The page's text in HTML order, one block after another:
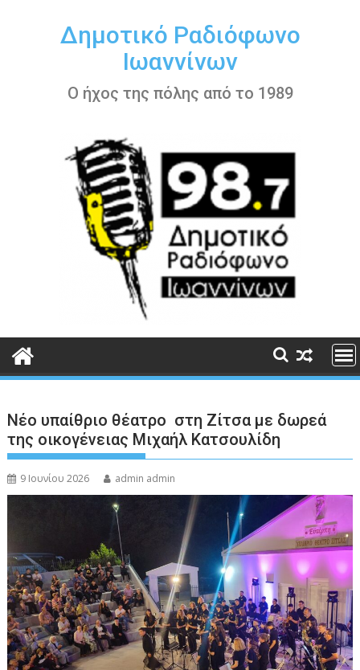
περιεχόμενοΔημοτικό Ραδιόφωνο
Ιωαννίνων
Ο ήχος της πόλης από το 1989
Νέο υπαίθριο θέατρο στη Ζίτσα με δωρεά
της οικογένειας Μιχαήλ Κατσουλίδη
9 Ιουνίου 2026 admin admin